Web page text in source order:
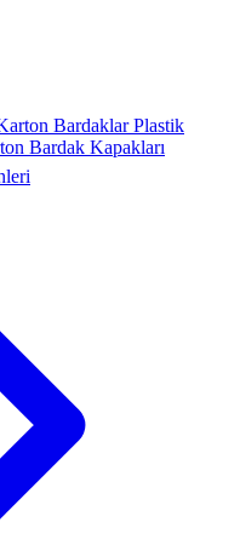
BardaklarPlastik
Bardak Kapakları